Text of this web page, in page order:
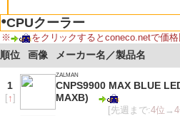
●CPUクーラー
※ をクリックするとconeco.netで価
順位 画像 メーカー名／製品名
1
[↑]
ZALMAN
CNPS9900 MAX BLUE
MAXB)
[先週まで:4位 →